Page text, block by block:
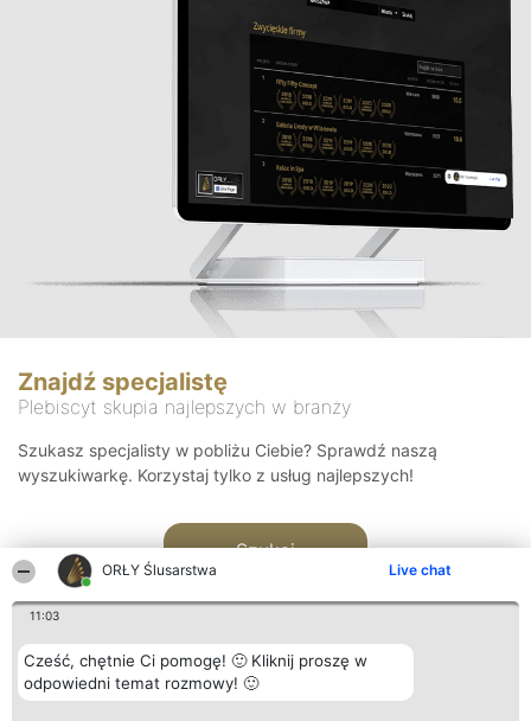
ORŁY Ślusarstwa Live chat
11:03
Cześć, chętnie Ci pomogę! 🙂 Kliknij proszę w
odpowiedni temat rozmowy! 🙂
Znajdź specjalistę
Plebiscyt skupia najlepszych w branży
Szukasz specjalisty w pobliżu Ciebie? Sprawdź naszą
wyszukiwarkę. Korzystaj tylko z usług najlepszych!
Szukaj